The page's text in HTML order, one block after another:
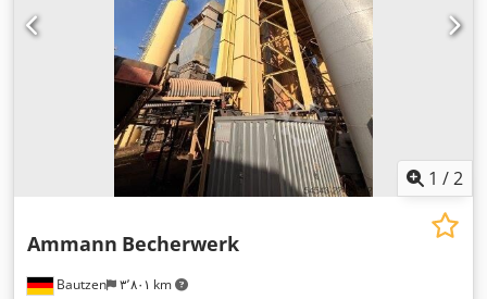
1 /2
Bautzen ۳٬۸۰۱ km
Ammann Becherwerk